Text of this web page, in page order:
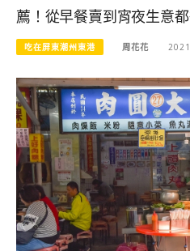
薦！從早餐賣到宵夜生意
吃在屏東潮州東港 周花花